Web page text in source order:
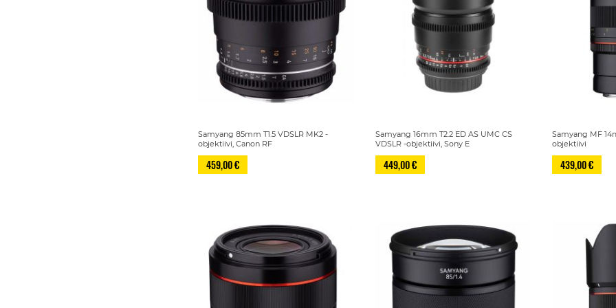
Samyang 85mm T1.5 VDSLR MK2 -
objektiivi, Canon RF
459,00 €
Samyang 16mm T2.2 ED AS UMC CS
VDSLR -objektiivi, Sony E
449,00 €
Samyang MF
objektiivi
439,00 €